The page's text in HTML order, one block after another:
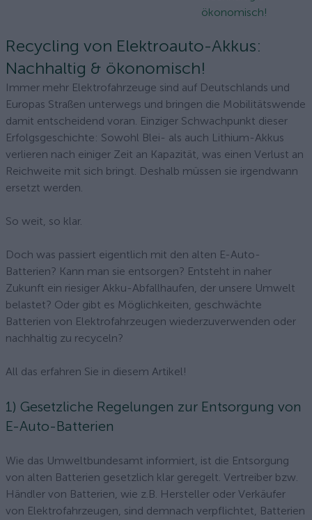
ökonomisch!
Recycling von Elektroauto-Akkus:
Nachhaltig & ökonomisch!
Immer mehr Elektrofahrzeuge sind auf Deutschlands und
Europas Straßen unterwegs und bringen die Mobilitätswende
damit entscheidend voran. Einziger Schwachpunkt dieser
Erfolgsgeschichte: Sowohl Blei- als auch Lithium-Akkus
verlieren nach einiger Zeit an Kapazität, was einen Verlust an
Reichweite mit sich bringt. Deshalb müssen sie irgendwann
ersetzt werden.
So weit, so klar.
Doch was passiert eigentlich mit den alten E-Auto-
Batterien? Kann man sie entsorgen? Entsteht in naher
Zukunft ein riesiger Akku-Abfallhaufen, der unsere Umwelt
belastet? Oder gibt es Möglichkeiten, geschwächte
Batterien von Elektrofahrzeugen wiederzuverwenden oder
nachhaltig zu recyceln?
All das erfahren Sie in diesem Artikel!
1) Gesetzliche Regelungen zur Entsorgung von
E-Auto-Batterien
Wie das Umweltbundesamt informiert, ist die Entsorgung
von alten Batterien gesetzlich klar geregelt. Vertreiber bzw.
Händler von Batterien, wie z.B. Hersteller oder Verkäufer
von Elektrofahrzeugen, sind demnach verpflichtet, Batterien